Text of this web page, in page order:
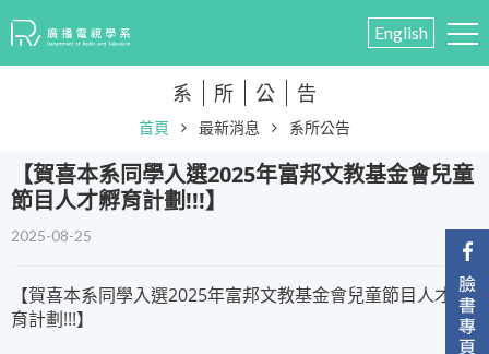
English
系 所 公 告
首頁 最新消息 系所公告
【賀喜本系同學入選2025年富邦文教基金會兒童
節目人才孵育計劃!!!】
2025-08-25
【賀喜本系同學入選2025年富邦文教基金會兒童節目人才孵
育計劃!!!】